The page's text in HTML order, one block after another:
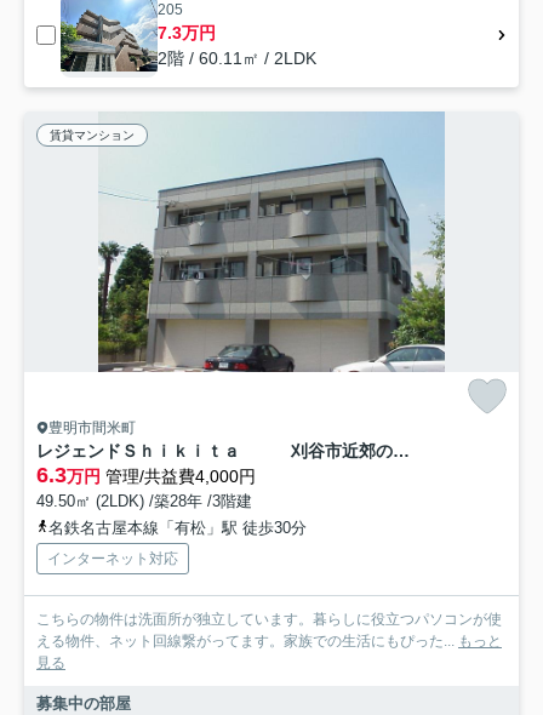
205
7.3万円
2階 / 60.11㎡ / 2LDK
賃貸マンション
豊明市間米町
レジェンドＳｈｉｋｉｔａ 刈谷市近郊の賃貸はクラスホーム刈谷店
6.3万円 管理/共益費4,000円
49.50㎡ (2LDK) /築28年 /3階建
名鉄名古屋本線「有松」駅 徒歩30分
インターネット対応
こちらの物件は洗面所が独立しています。暮らしに役立つパソコンが使
える物件、ネット回線繋がってます。家族での生活にもぴった... もっと
見る
募集中の部屋